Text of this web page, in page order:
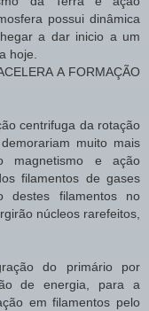
possui dinâmica
a dar inicio a um
hoje.
A FORMAÇÃO
centrifuga da rotação
muito mais
magnetismo e ação
filamentos de gases
destes filamentos no
núcleos rarefeitos,
do primário por
de energia, para a
em filamentos pelo